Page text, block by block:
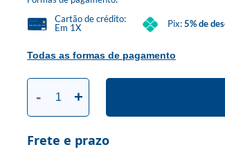
Todas as formas de pagamento
Cartão de crédito:
Em 1X
Pix:5% de
- +
Frete e prazo